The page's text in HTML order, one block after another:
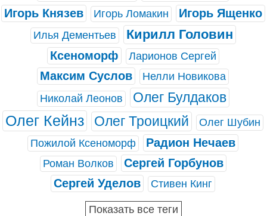
Игорь Князев Игорь Ломакин Игорь Ященко
Илья Дементьев Кирилл Головин
Ксеноморф Ларионов Сергей
Максим Суслов
Нелли Новикова
Николай Леонов
Олег Булдаков
Олег Кейнз Олег Троицкий
Олег Шубин
Пожилой Ксеноморф
Радион Нечаев
Роман Волков
Сергей Горбунов
Сергей Уделов
Стивен Кинг
Показать все теги